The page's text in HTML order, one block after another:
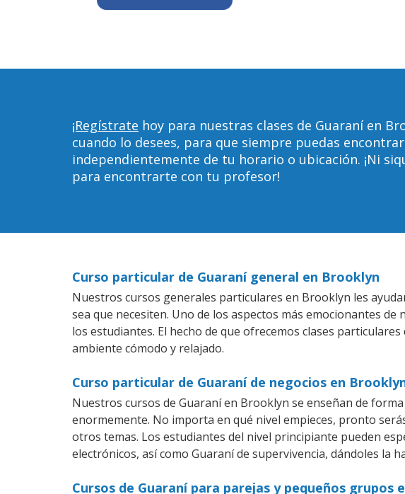
¡Regístrate hoy para nuestras clases de Guaraní en
cuando lo desees, para que siempre puedas
independientemente de tu horario o ubicación. ¡Ni
para encontrarte con tu profesor!
Curso particular de Guaraní general en Brooklyn
Nuestros cursos generales particulares en Brooklyn les
sea que necesiten. Uno de los aspectos más emocionantes
los estudiantes. El hecho de que ofrecemos clases
ambiente cómodo y relajado.
Curso particular de Guaraní de negocios en
Nuestros cursos de Guaraní en Brooklyn se enseñan de
enormemente. No importa en qué nivel empieces, pronto
otros temas. Los estudiantes del nivel principiante pueden
electrónicos, así como Guaraní de supervivencia, dándoles la
Cursos de Guaraní para parejas y pequeños